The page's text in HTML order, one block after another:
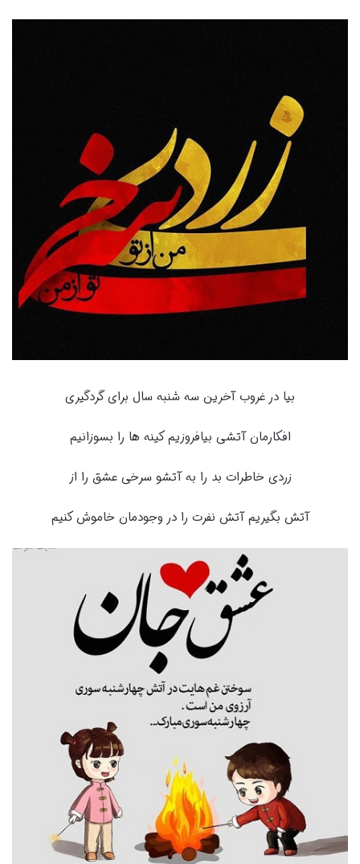
بیا در غروب آخرین سه شنبه سال برای گردگیری
افکارمان آتشی بیافروزیم کینه ها را بسوزانیم
زردی خاطرات بد را به آتشو سرخی عشق را از
آتش بگیریم آتش نفرت را در وجودمان خاموش کنیم